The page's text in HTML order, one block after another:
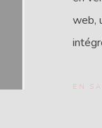
web,
EN